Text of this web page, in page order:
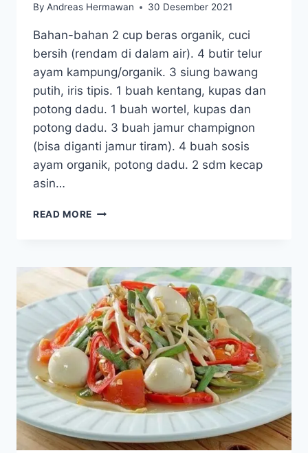
By Andreas Hermawan 30 Desember 2021
Bahan-bahan 2 cup beras organik, cuci
bersih (rendam di dalam air). 4 butir telur
ayam kampung/organik. 3 siung bawang
putih, iris tipis. 1 buah kentang, kupas dan
potong dadu. 1 buah wortel, kupas dan
potong dadu. 3 buah jamur champignon
(bisa diganti jamur tiram). 4 buah sosis
ayam organik, potong dadu. 2 sdm kecap
asin…
READ MORE NASI